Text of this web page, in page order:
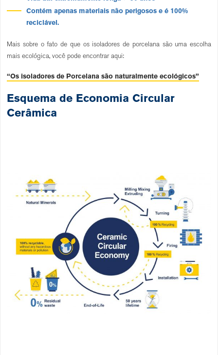
Contém apenas materiais não perigosos e é 100%
reciclável.
Mais sobre o fato de que os isoladores de porcelana são uma escolha
mais ecológica, você pode encontrar aqui:
“Os isoladores de Porcelana são naturalmente ecológicos”
Esquema de Economia Circular
Cerâmica